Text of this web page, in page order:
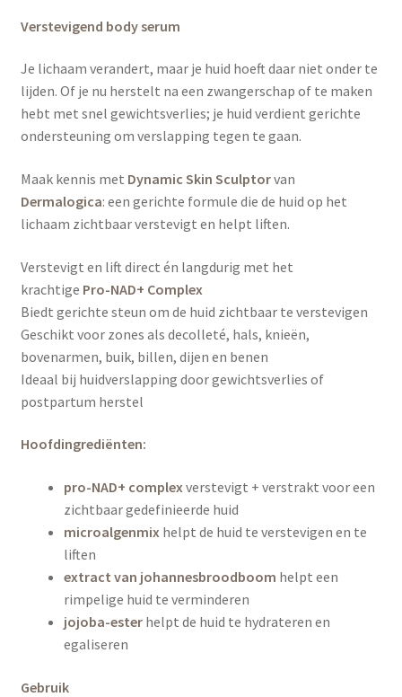
Verstevigend body serum
Je lichaam verandert, maar je huid hoeft daar niet onder te
lijden. Of je nu herstelt na een zwangerschap of te maken
hebt met snel gewichtsverlies; je huid verdient gerichte
ondersteuning om verslapping tegen te gaan.
Maak kennis met Dynamic Skin Sculptorvan
Dermalogica: een gerichte formule die de huid op het
lichaam zichtbaar verstevigt en helpt liften.
Verstevigt en lift direct én langdurig met het
krachtige Pro-NAD+ Complex
Biedt gerichte steun om de huid zichtbaar te verstevigen
Geschikt voor zones als decolleté, hals, knieën,
bovenarmen, buik, billen, dijen en benen
Ideaal bij huidverslapping door gewichtsverlies of
postpartum herstel
Hoofdingrediënten:
pro-NAD+ complexverstevigt + verstrakt voor een
zichtbaar gedefinieerde huid
microalgenmix helpt de huid te verstevigen en te
liften
extract van johannesbroodboom helpt een
rimpelige huid te verminderen
jojoba-esterhelpt de huid te hydrateren en
egaliseren
Gebruik